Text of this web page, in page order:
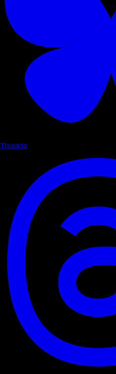
Threads